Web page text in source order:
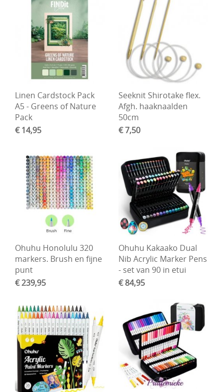
Linen Cardstock Pack
A5 - Greens of Nature
Pack
€ 14,95
Seeknit Shirotake flex.
Afgh. haaknaalden
50cm
€ 7,50
Ohuhu Honolulu 320
markers. Brush en fijne
punt
€ 239,95
Ohuhu Kakaako Dual
Nib Acrylic Marker Pens
- set van 90 in etui
€ 84,95